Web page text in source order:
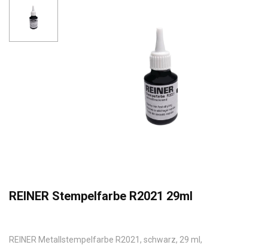
REINER Stempelfarbe R2021 29ml
REINER Metallstempelfarbe R2021, schwarz, 29 ml,